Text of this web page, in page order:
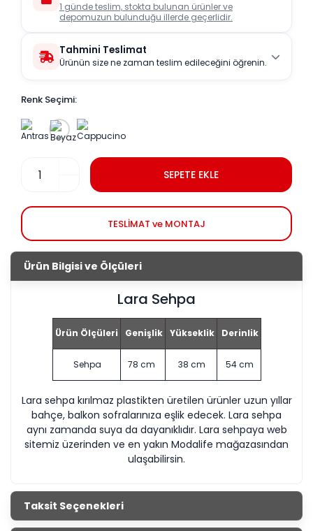
1 günde teslim, stokta bulunan ürünler ve
depomuzun bulunduğu illerde geçerlidir.
Tahmini Teslimat
Ürünün size ne zaman teslim edileceğini öğrenin.
Renk Seçimi:
SEPETE EKLE
TESLİMAT ve MONTAJ
Ürün Bilgisi ve Ölçüleri
Lara Sehpa
Ürün Ölçüleri Genişlik Yükseklik Derinlik
Sehpa 78 cm 38 cm 54 cm
Lara sehpa kırılmaz plastikten üretilen ürünler uzun yıllar
bahçe, balkon sofralarınıza eşlik edecek. Lara sehpa
aynı zamanda suya da dayanıklıdır. Lara sehpaya web
sitemiz üzerinden ve en yakın Modalife mağazasından
ulaşabilirsin.
Taksit Seçenekleri